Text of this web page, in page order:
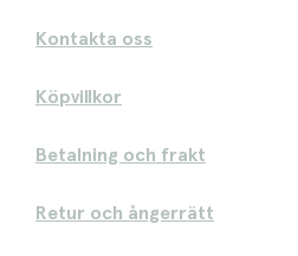
Kontakta oss
Köpvillkor
Betalning och frakt
Retur och ångerrätt